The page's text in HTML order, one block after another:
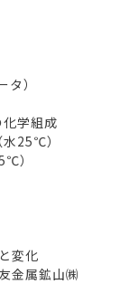
）
学組成
25℃）
）
変化
金属鉱山㈱